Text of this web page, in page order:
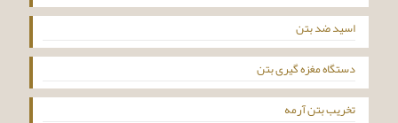
اسید ضد بتن
دستگاه مغزه گیری بتن
تخریب بتن آرمه